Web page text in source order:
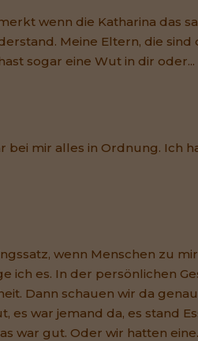
wenn die Katharina das
Meine Eltern, die sind
sogar eine Wut in dir oder...
bei mir alles in Ordnung. Ich
wenn Menschen zu
ich es. In der persönlichen
Dann schauen wir da
es war jemand da, es stand
war gut. Oder wir hatten